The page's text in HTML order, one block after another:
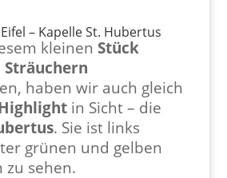
– Kapelle St. Hubertus
kleinen Stück
Sträuchern
haben wir auch gleich
in Sicht – die
. Sie ist links
grünen und gelben
zu sehen.